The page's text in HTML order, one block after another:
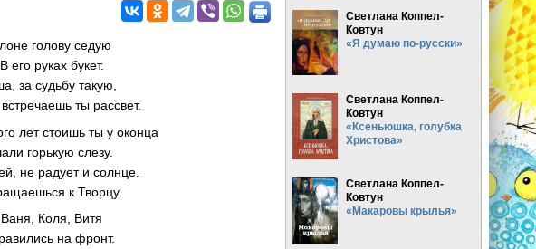
голову седую
В его руках букет.
за судьбу такую,
встречаешь ты рассвет.
лет стоишь ты у оконца
горькую слезу.
не радует и солнце.
к Творцу.
Ваня, Коля, Витя
на фронт.
Светлана Коппел-
Ковтун
«Я думаю по-русски»
Светлана Коппел-
Ковтун
«Ксеньюшка, голубка
Христова»
Светлана Коппел-
Ковтун
«Макаровы крылья»